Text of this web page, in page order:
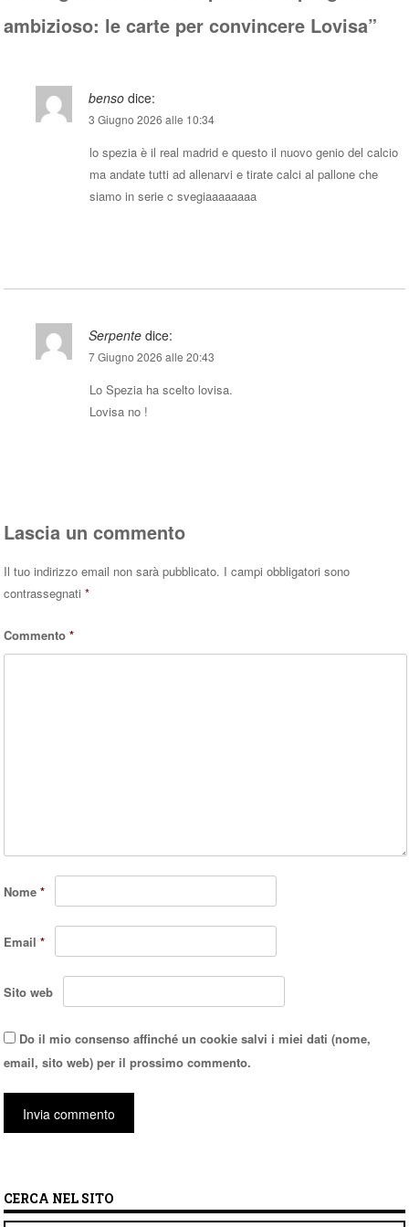
ambizioso: le carte per convincere Lovisa”
benso dice:
3 Giugno 2026 alle 10:34
lo spezia è il real madrid e questo il nuovo genio del calcio
ma andate tutti ad allenarvi e tirate calci al pallone che
siamo in serie c svegiaaaaaaaa
Serpente dice:
7 Giugno 2026 alle 20:43
Lo Spezia ha scelto lovisa.
Lovisa no !
Lascia un commento
Il tuo indirizzo email non sarà pubblicato. I campi obbligatori sono
contrassegnati*
Commento*
Nome*
Email*
Sito web
Do il mio consenso affinché un cookie salvi i miei dati (nome,
email, sito web) per il prossimo commento.
CERCA NEL SITO